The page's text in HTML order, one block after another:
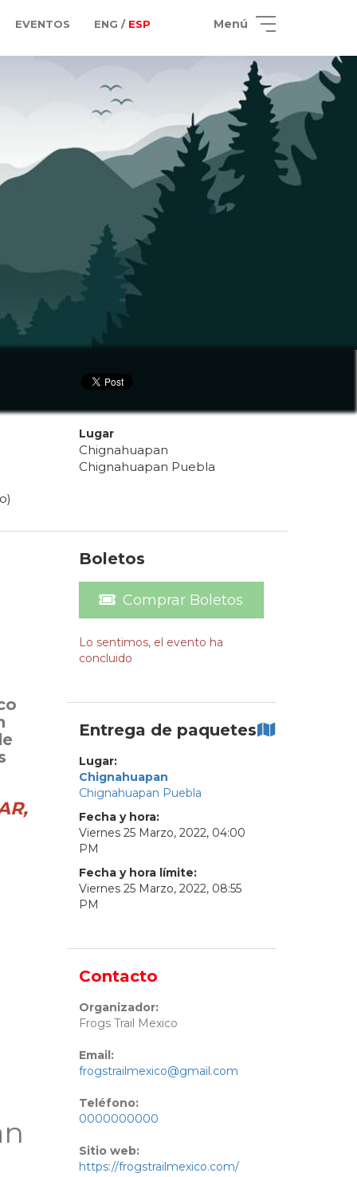
EVENTOS ENG / ESP Menú
Lugar
Chignahuapan
Chignahuapan Puebla
Boletos
Comprar Boletos
Lo sentimos, el evento ha
concluido
Entrega de paquetes
Lugar:
Chignahuapan
Chignahuapan Puebla
Fecha y hora:
Viernes 25 Marzo, 2022, 04:00
PM
Fecha y hora límite:
Viernes 25 Marzo, 2022, 08:55
PM
Contacto
Organizador:
Frogs Trail Mexico
Email:
frogstrailmexico@gmail.com
Teléfono:
0000000000
Sitio web:
https://frogstrailmexico.com/